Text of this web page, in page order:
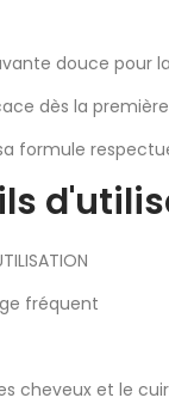
douce pour
dès la
sa formule
fréquent
cheveux et le